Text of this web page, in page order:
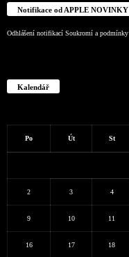
Notifikace od APPLE NOVINKY
Odhlášení notifikací Soukromí a podmínky
Kalendář
Po Út St
2 3 4
9 10 11
16 17 18